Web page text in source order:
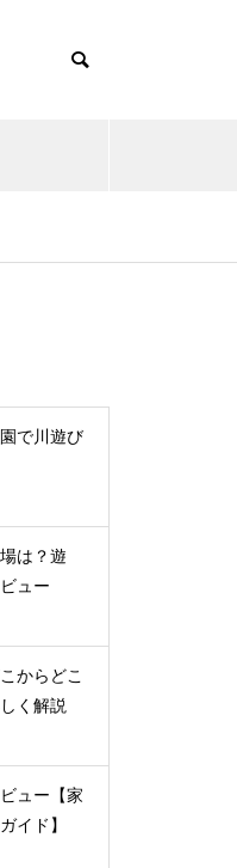
で川遊び
は？遊
ュー
からどこ
く解説
ュー【家
イド】